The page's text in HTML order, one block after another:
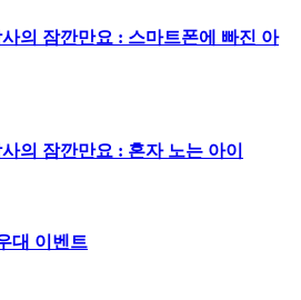
의 잠깐만요 : 스마트폰에 빠진 아
의 잠깐만요 : 혼자 노는 아이
대 이벤트